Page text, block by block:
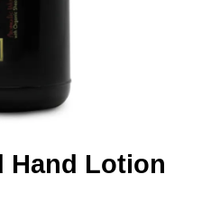
Hand Lotion